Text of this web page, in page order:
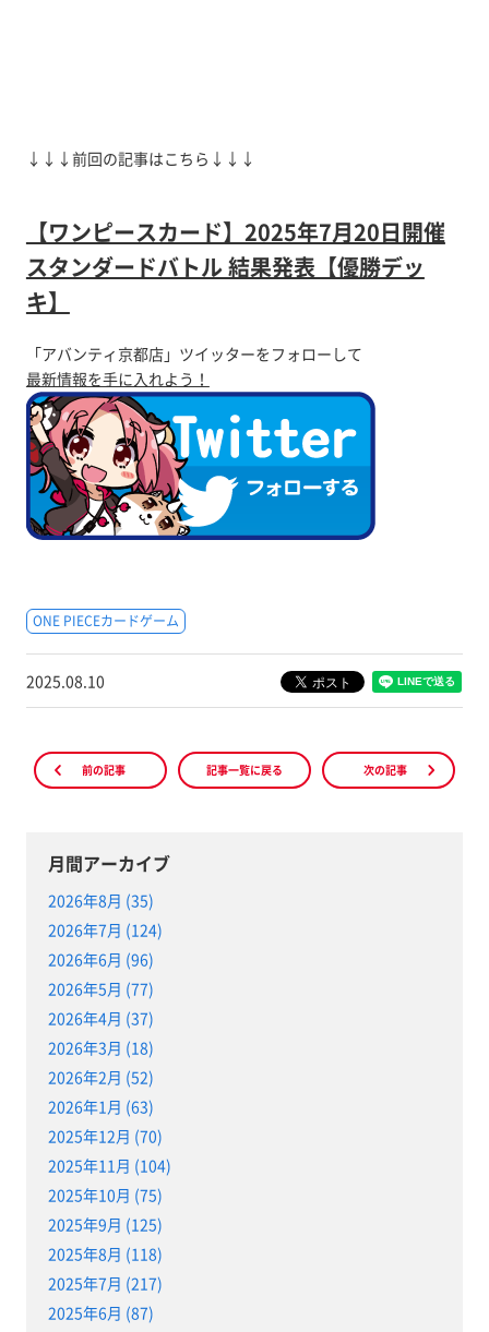
↓↓↓前回の記事はこちら↓↓↓
【ワンピースカード】2025年7月20日開催
スタンダードバトル 結果発表【優勝デッ
キ】
「アバンティ京都店」ツイッターをフォローして
最新情報を手に入れよう！
ONE PIECEカードゲーム
2025.08.10
前の記事 記事一覧に戻る 次の記事
月間アーカイブ
2026年8月 (35)
2026年7月 (124)
2026年6月 (96)
2026年5月 (77)
2026年4月 (37)
2026年3月 (18)
2026年2月 (52)
2026年1月 (63)
2025年12月 (70)
2025年11月 (104)
2025年10月 (75)
2025年9月 (125)
2025年8月 (118)
2025年7月 (217)
2025年6月 (87)